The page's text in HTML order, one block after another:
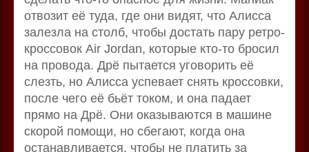
отвозит её туда, где они видят, что Алисса
залезла на столб, чтобы достать пару ретро-
кроссовок Air Jordan, которые кто-то бросил
на провода. Дрё пытается уговорить её
слезть, но Алисса успевает снять кроссовки,
после чего её бьёт током, и она падает
прямо на Дрё. Они оказываются в машине
скорой помощи, но сбегают, когда она
останавливается, чтобы не платить за